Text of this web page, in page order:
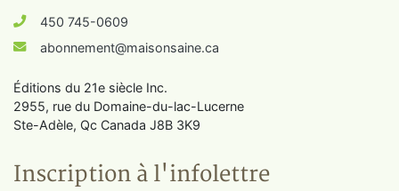
450 745-0609
abonnement@maisonsaine.ca
Éditions du 21e siècle Inc.
2955, rue du Domaine-du-lac-Lucerne
Ste-Adèle, Qc Canada J8B 3K9
Inscription à l'infolettre